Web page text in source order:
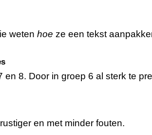
weten hoe ze een tekst
8. Door in groep 6 al sterk te
en met minder fouten.